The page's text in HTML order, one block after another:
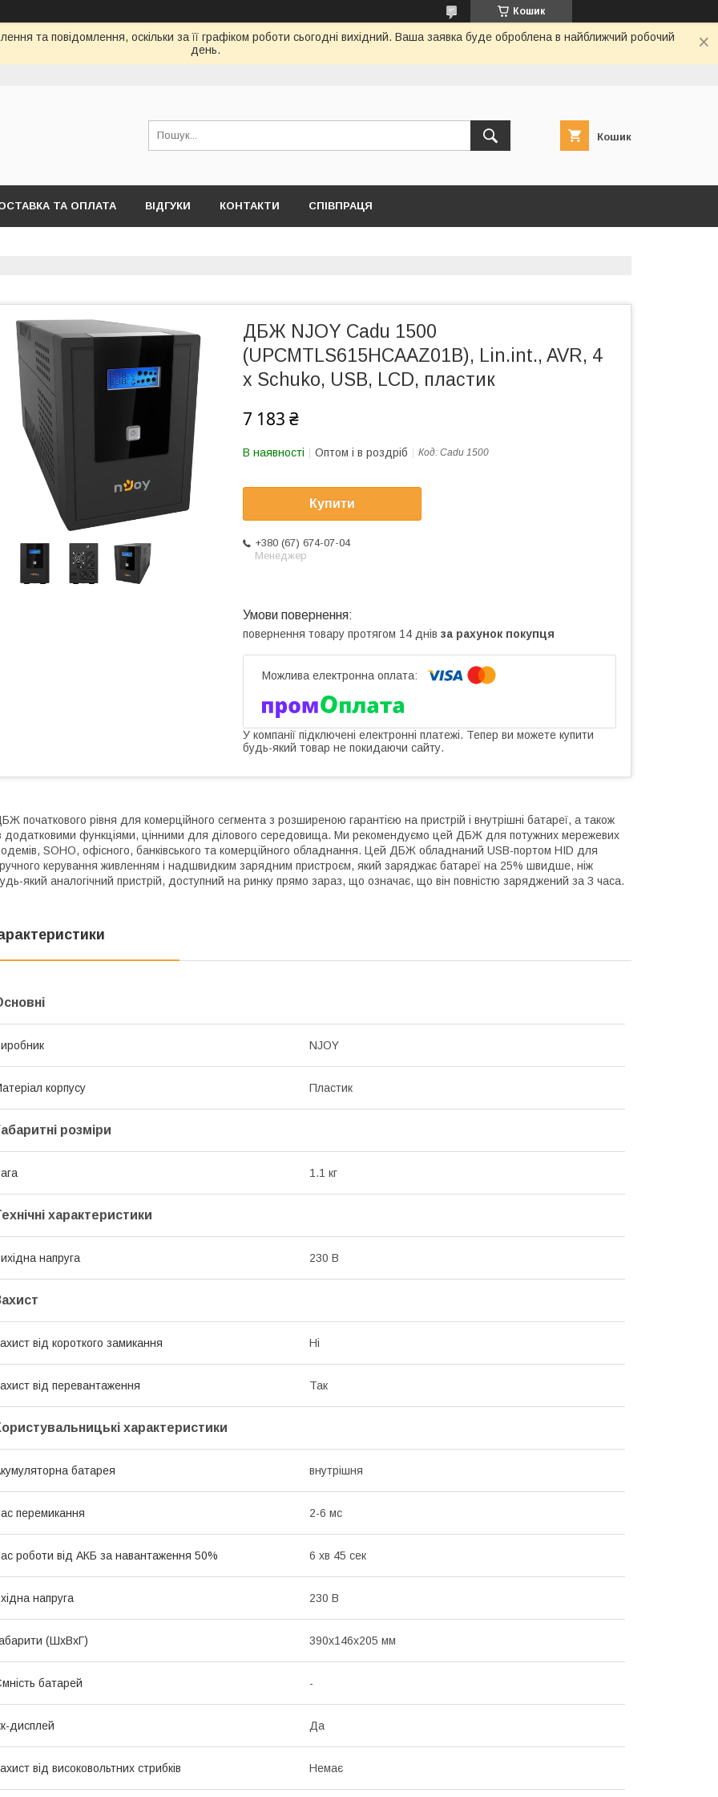
Кошик
та повідомлення, оскільки за її графіком роботи сьогодні вихідний. Ваша заявка буде оброблена в найближчий робочий
день.
Кошик
ТА ОПЛАТА ВІДГУКИ КОНТАКТИ СПІВПРАЦЯ
ДБЖ NJOY Cadu 1500
(UPCMTLS615HCAAZ01B), Lin.int., AVR, 4
x Schuko, USB, LCD, пластик
7 183 ₴
В наявності Оптом і в роздріб Код: Cadu 1500
Купити
+380 (67) 674-07-04
Менеджер
повернення товару протягом 14 днів за рахунок покупця
У компанії підключені електронні платежі. Тепер ви можете купити
будь-який товар не покидаючи сайту.
початкового рівня для комерційного сегмента з розширеною гарантією на пристрій і внутрішні батареї, а також
додатковими функціями, цінними для ділового середовища. Ми рекомендуємо цей ДБЖ для потужних мережевих
SOHO, офісного, банківського та комерційного обладнання. Цей ДБЖ обладнаний USB-портом HID для
керування живленням і надшвидким зарядним пристроєм, який заряджає батареї на 25% швидше, ніж
який аналогічний пристрій, доступний на ринку прямо зараз, що означає, що він повністю заряджений за 3 часа.
NJOY
корпусу Пластик
розміри
1.1 кг
характеристики
напруга 230 В
від короткого замикання Ні
від перевантаження Так
характеристики
батарея внутрішня
перемикання 2-6 мс
роботи від АКБ за навантаження 50% 6 хв 45 сек
напруга 230 В
(ШхВхГ) 390х146х205 мм
батарей -
дисплей Да
від високовольтних стрибків Немає